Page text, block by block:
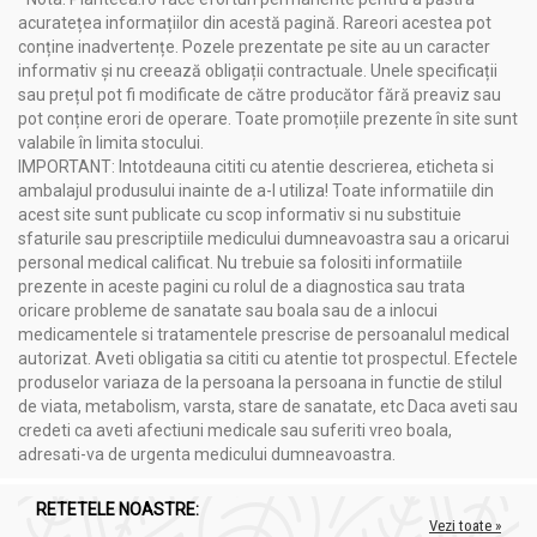
terapeutice valoroase, perfect integrat într-un stil de viață
sănătos și în tradițiile nutriționale naturiste.
Solaris Plant, fondat în 2002, este un brand dedicat creării de
produse naturale și minim procesate, inspirate de darurile
oferite de natură. Pornind de la uleiuri presate la rece și
extinzându-se la peste 50 de categorii de produse, Solaris
promovează simplitatea, autenticitatea și bucuria de viață.
acuratețea informațiilor din acestă pagină. Rareori acestea pot
conține inadvertențe. Pozele prezentate pe site au un caracter
informativ și nu creează obligații contractuale. Unele specificații
sau prețul pot fi modificate de către producător fără preaviz sau
pot conține erori de operare. Toate promoțiile prezente în site sunt
valabile în limita stocului.
IMPORTANT: Intotdeauna cititi cu atentie descrierea, eticheta si
ambalajul produsului inainte de a-l utiliza! Toate informatiile din
acest site sunt publicate cu scop informativ si nu substituie
sfaturile sau prescriptiile medicului dumneavoastra sau a oricarui
personal medical calificat. Nu trebuie sa folositi informatiile
prezente in aceste pagini cu rolul de a diagnostica sau trata
oricare probleme de sanatate sau boala sau de a inlocui
medicamentele si tratamentele prescrise de persoanalul medical
autorizat. Aveti obligatia sa cititi cu atentie tot prospectul. Efectele
produselor variaza de la persoana la persoana in functie de stilul
de viata, metabolism, varsta, stare de sanatate, etc Daca aveti sau
credeti ca aveti afectiuni medicale sau suferiti vreo boala,
adresati-va de urgenta medicului dumneavoastra.
RETETELE NOASTRE:
Vezi toate »